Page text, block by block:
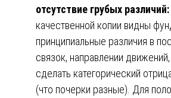
отсутствие грубых различий:
качественной копии видны
принципиальные различия в
связок, направлении
сделать категорический
(что почерки разные). Для